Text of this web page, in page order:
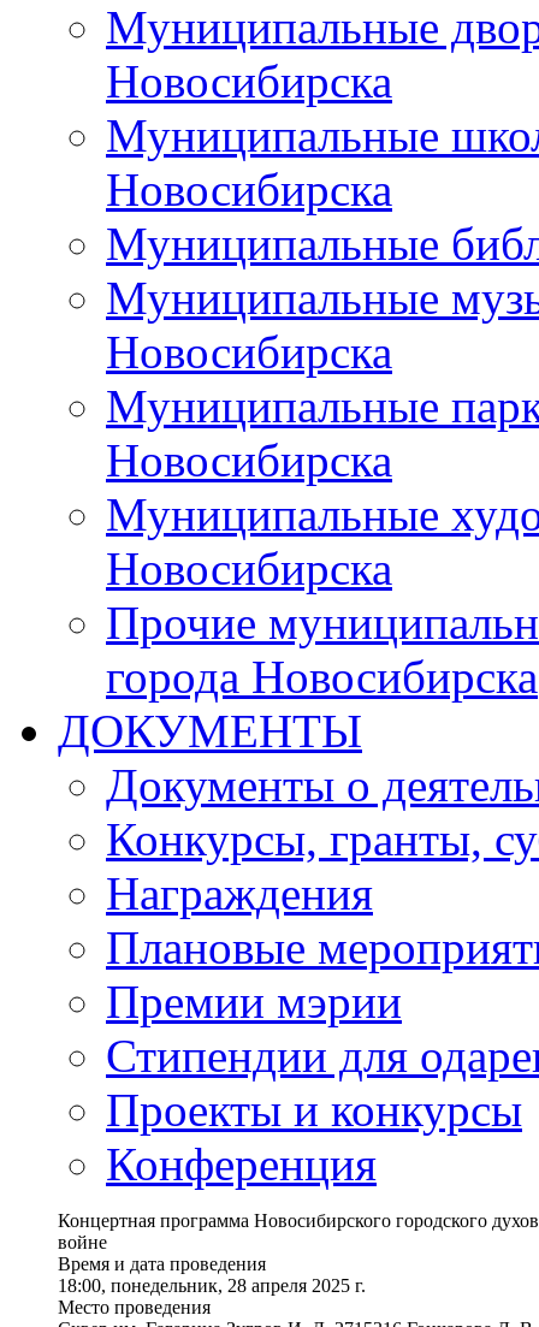
Муниципальные
Новосибирска
Муниципальные
Новосибирска
Муниципальные
Муниципальные
Новосибирска
Муниципальные
Новосибирска
Муниципальные
Новосибирска
Прочие
города Новосибирска
ДОКУМЕНТЫ
Документы о
Конкурсы, гранты,
Награждения
Плановые
Премии мэрии
Стипендии для
Проекты и конкурсы
Конференция
Концертная программа Новосибирского городского
войне
Время и дата проведения
18:00, понедельник, 28 апреля 2025 г.
Место проведения